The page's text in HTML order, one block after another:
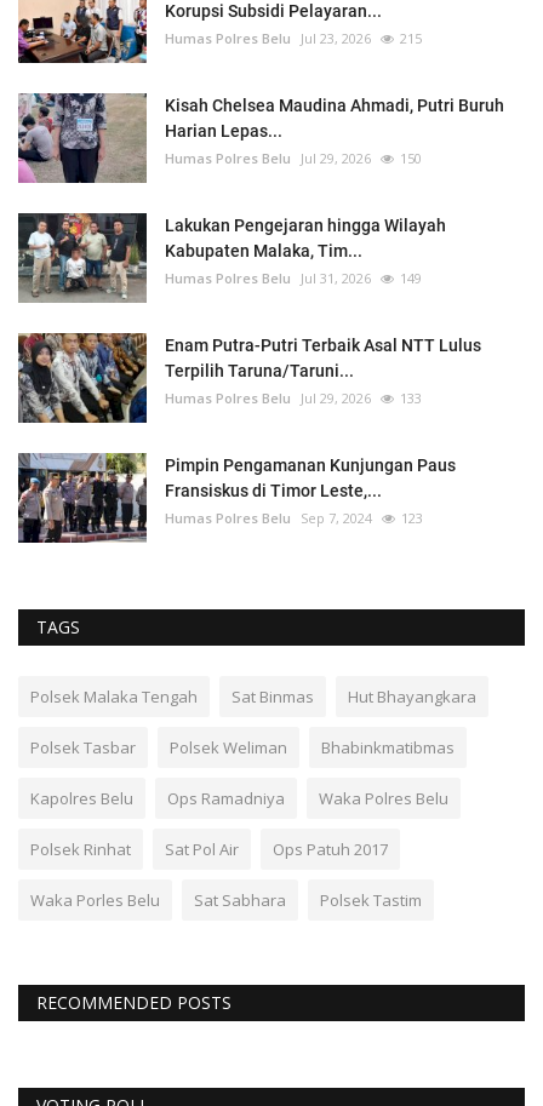
Korupsi Subsidi Pelayaran...
Humas Polres Belu Jul 23, 2026 215
Kisah Chelsea Maudina Ahmadi, Putri Buruh
Harian Lepas...
Humas Polres Belu Jul 29, 2026 150
Lakukan Pengejaran hingga Wilayah
Kabupaten Malaka, Tim...
Humas Polres Belu Jul 31, 2026 149
Enam Putra-Putri Terbaik Asal NTT Lulus
Terpilih Taruna/Taruni...
Humas Polres Belu Jul 29, 2026 133
Pimpin Pengamanan Kunjungan Paus
Fransiskus di Timor Leste,...
Humas Polres Belu Sep 7, 2024 123
TAGS
Polsek Malaka Tengah Sat Binmas Hut Bhayangkara
Polsek Tasbar Polsek Weliman Bhabinkmatibmas
Kapolres Belu Ops Ramadniya Waka Polres Belu
Polsek Rinhat Sat Pol Air Ops Patuh 2017
Waka Porles Belu Sat Sabhara Polsek Tastim
RECOMMENDED POSTS